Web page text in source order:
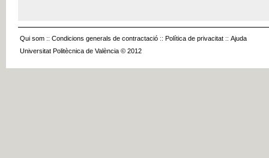
Qui som :: Condicions generals de contractació :: Política de privacitat :: Ajuda
Universitat Politècnica de València © 2012